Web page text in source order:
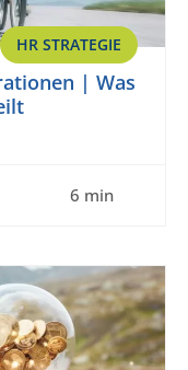
HR STRATEGIE
| Was
6 min